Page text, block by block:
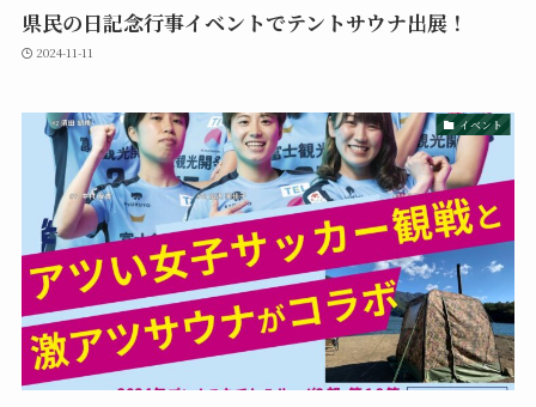
県民の日記念行事イベントでテントサウナ出展！
2024-11-11
イベント